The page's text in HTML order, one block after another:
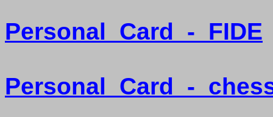
Personal Card - FIDE
Personal Card -